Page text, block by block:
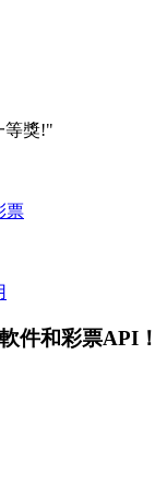
等獎!"
票
件和彩票API！